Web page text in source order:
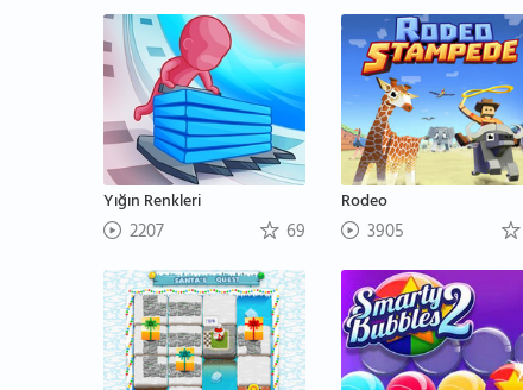
Yığın Renkleri
2207 69
Rodeo
3905